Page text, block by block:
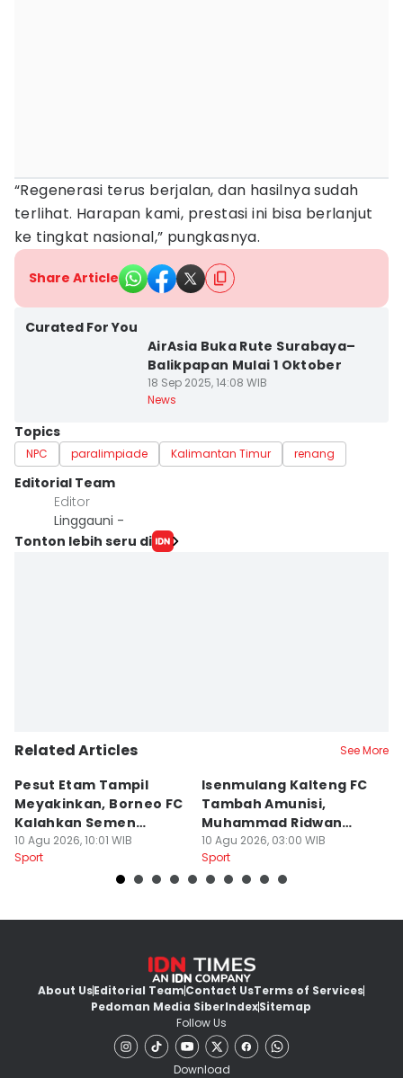
“Regenerasi terus berjalan, dan hasilnya sudah
terlihat. Harapan kami, prestasi ini bisa berlanjut
ke tingkat nasional,” pungkasnya.
Share Article
Curated For You
AirAsia Buka Rute Surabaya–
Balikpapan Mulai 1 Oktober
18 Sep 2025, 14:08 WIB
News
Topics
NPC paralimpiade Kalimantan Timur renang
Editorial Team
Editor
Linggauni -
Tonton lebih seru di
Related Articles See More
Pesut Etam Tampil
Meyakinkan, Borneo FC
Kalahkan Semen
Padang 2-1
10 Agu 2026, 10:01 WIB
Sport
Isenmulang Kalteng FC
Tambah Amunisi,
Muhammad Ridwan
Langsung Merapat
10 Agu 2026, 03:00 WIB
Sport
About UsEditorial TeamContact UsTerms of Services
Pedoman Media SiberIndexSitemap
Follow Us
Download